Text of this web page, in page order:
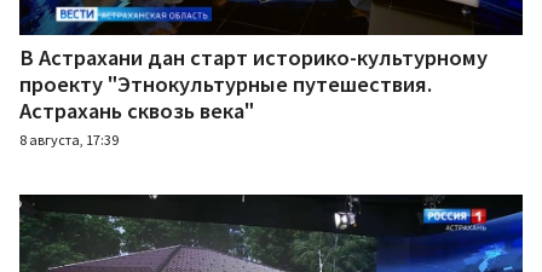
В Астрахани дан старт историко-культурному
проекту "Этнокультурные путешествия.
Астрахань сквозь века"
8 августа, 17:39